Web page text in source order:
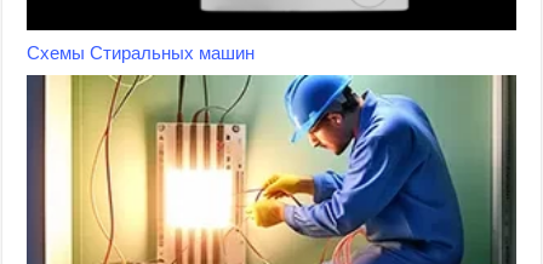
Схемы Стиральных машин